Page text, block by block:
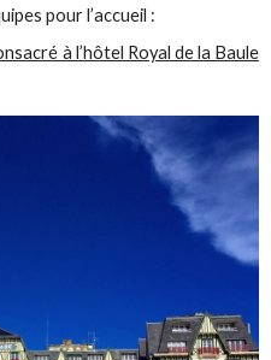
pour l’accueil :
à l’hôtel Royal de la Baule